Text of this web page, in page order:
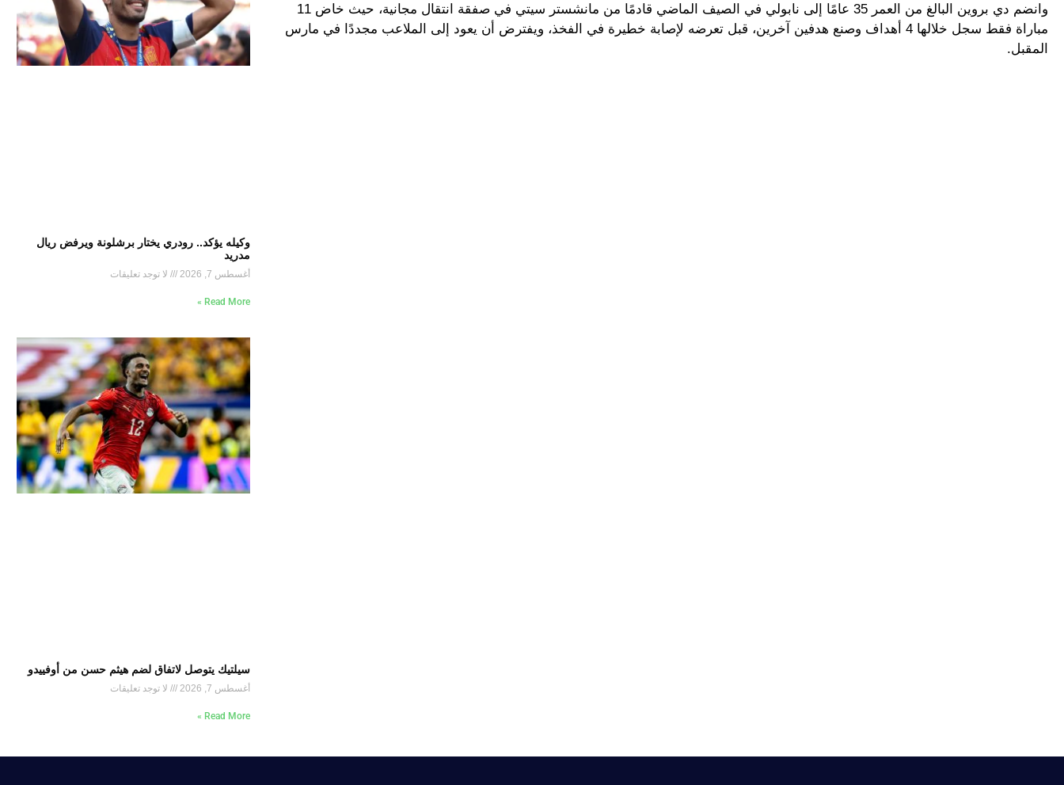
وانضم دي بروين البالغ من العمر 35 عامًا إلى نابولي في الصيف الماضي قادمًا من مانشستر سيتي في صفقة انتقال مجانية، حيث خاض 11
مباراة فقط سجل خلالها 4 أهداف وصنع هدفين آخرين، قبل تعرضه لإصابة خطيرة في الفخذ، ويفترض أن يعود إلى الملاعب مجددًا في مارس
المقبل.
وكيله يؤكد.. رودري يختار برشلونة ويرفض ريال
مدريد
أغسطس 7, 2026 لا توجد تعليقات
Read More »
سيلتيك يتوصل لاتفاق لضم هيثم حسن من أوفييدو
أغسطس 7, 2026 لا توجد تعليقات
Read More »